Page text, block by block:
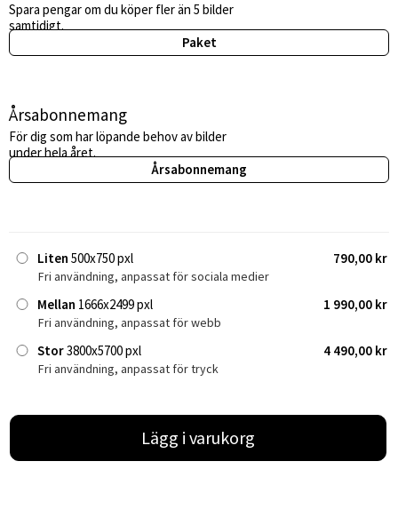
Spara pengar om du köper fler än 5 bilder
samtidigt.
Paket
Årsabonnemang
För dig som har löpande behov av bilder
under hela året.
Årsabonnemang
Liten 500x750 pxl 790,00 kr
Fri användning, anpassat för sociala medier
Mellan 1666x2499 pxl 1 990,00 kr
Fri användning, anpassat för webb
Stor3800x5700 pxl 4 490,00 kr
Fri användning, anpassat för tryck
Lägg i varukorg